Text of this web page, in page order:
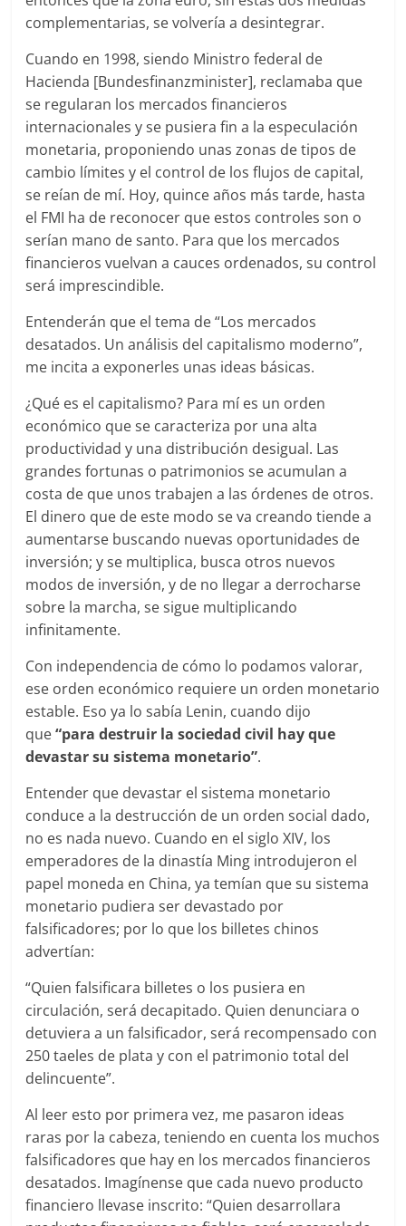
complementarias, se volvería a desintegrar.
Cuando en 1998, siendo Ministro federal de
Hacienda [Bundesfinanzminister], reclamaba que
se regularan los mercados financieros
internacionales y se pusiera fin a la especulación
monetaria, proponiendo unas zonas de tipos de
cambio límites y el control de los flujos de capital,
se reían de mí. Hoy, quince años más tarde, hasta
el FMI ha de reconocer que estos controles son o
serían mano de santo. Para que los mercados
financieros vuelvan a cauces ordenados, su control
será imprescindible.
Entenderán que el tema de “Los mercados
desatados. Un análisis del capitalismo moderno”,
me incita a exponerles unas ideas básicas.
¿Qué es el capitalismo? Para mí es un orden
económico que se caracteriza por una alta
productividad y una distribución desigual. Las
grandes fortunas o patrimonios se acumulan a
costa de que unos trabajen a las órdenes de otros.
El dinero que de este modo se va creando tiende a
aumentarse buscando nuevas oportunidades de
inversión; y se multiplica, busca otros nuevos
modos de inversión, y de no llegar a derrocharse
sobre la marcha, se sigue multiplicando
infinitamente.
Con independencia de cómo lo podamos valorar,
ese orden económico requiere un orden monetario
estable. Eso ya lo sabía Lenin, cuando dijo
que“para destruir la sociedad civil hay que
devastar su sistema monetario”.
Entender que devastar el sistema monetario
conduce a la destrucción de un orden social dado,
no es nada nuevo. Cuando en el siglo XIV, los
emperadores de la dinastía Ming introdujeron el
papel moneda en China, ya temían que su sistema
monetario pudiera ser devastado por
falsificadores; por lo que los billetes chinos
advertían:
“Quien falsificara billetes o los pusiera en
circulación, será decapitado. Quien denunciara o
detuviera a un falsificador, será recompensado con
250 taeles de plata y con el patrimonio total del
delincuente”.
Al leer esto por primera vez, me pasaron ideas
raras por la cabeza, teniendo en cuenta los muchos
falsificadores que hay en los mercados financieros
desatados. Imagínense que cada nuevo producto
financiero llevase inscrito: “Quien desarrollara